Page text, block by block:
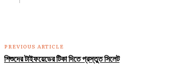
PREVIOUS ARTICLE
শিশুদের টাইফয়েডের টিকা দিতে প্রস্তুত সিলেট